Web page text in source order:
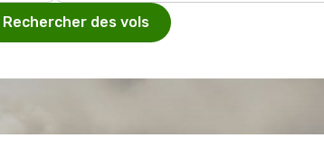
Rechercher des vols